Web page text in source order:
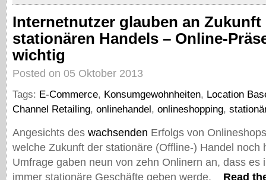
Internetnutzer glauben an Zukunft
stationären Handels – Online-
wichtig
Posted on 05 Oktober 2013
Tags: E-Commerce, Konsumgewohnheiten, Location
Channel Retailing, onlinehandel, onlineshopping,
Angesichts des wachsenden Erfolgs von
welche Zukunft der stationäre (Offline-) Handel noch
Umfrage gaben neun von zehn Onlinern an, dass es
immer stationäre Geschäfte geben werde.
Read